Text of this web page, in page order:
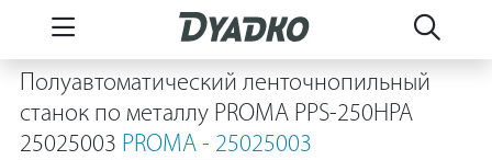
Полуавтоматический ленточнопильный
станок по металлу PROMA PPS-250HPA
25025003 PROMA - 25025003